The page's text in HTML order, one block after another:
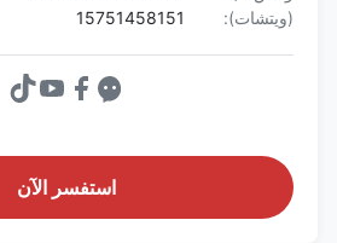
(ويتشات):
15751458151
استفسر الآن